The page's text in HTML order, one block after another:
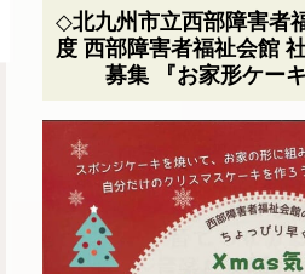
◇北九州市立西部障害者
度 西部障害者福祉会館
募集 『お家形ケー